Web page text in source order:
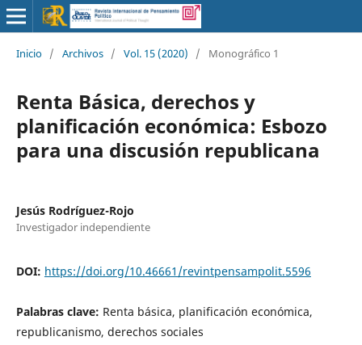
Inicio / Archivos / Vol. 15 (2020) / Monográfico 1
Renta Básica, derechos y
planificación económica: Esbozo
para una discusión republicana
Jesús Rodríguez-Rojo
Investigador independiente
DOI: https://doi.org/10.46661/revintpensampolit.5596
Palabras clave: Renta básica, planificación económica,
republicanismo, derechos sociales